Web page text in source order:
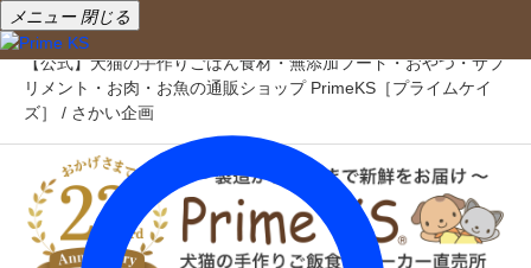
メニュー 閉じる
【公式】犬猫の手作りごはん食材・無添加フード・おやつ・サプ
リメント・お肉・お魚の通販ショップ PrimeKS［プライムケイ
ズ］ / さかい企画